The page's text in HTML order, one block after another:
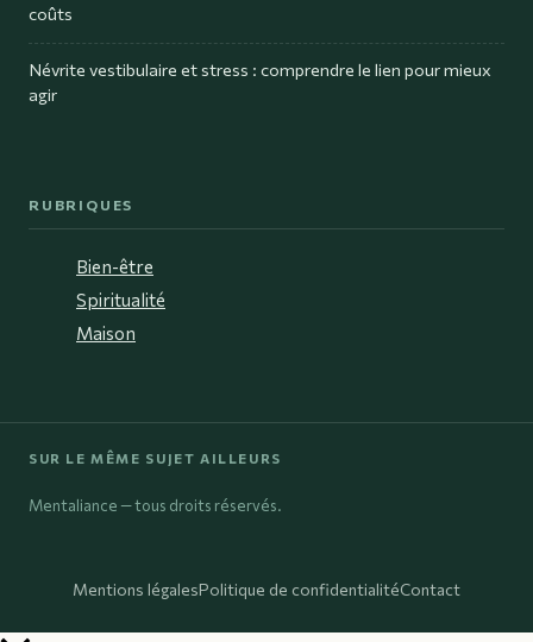
coûts
Névrite vestibulaire et stress : comprendre le lien pour mieux
agir
RUBRIQUES
Bien-être
Spiritualité
Maison
SUR LE MÊME SUJET AILLEURS
Mentaliance — tous droits réservés.
Mentions légalesPolitique de confidentialitéContact